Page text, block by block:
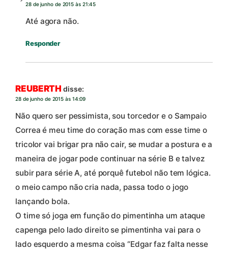
28 de junho de 2015 às 21:45
Até agora não.
Responder
REUBERTH disse:
28 de junho de 2015 às 14:09
Não quero ser pessimista, sou torcedor e o Sampaio
Correa é meu time do coração mas com esse time o
tricolor vai brigar pra não cair, se mudar a postura e a
maneira de jogar pode continuar na série B e talvez
subir para série A, até porquê futebol não tem lógica.
o meio campo não cria nada, passa todo o jogo
lançando bola.
O time só joga em função do pimentinha um ataque
capenga pelo lado direito se pimentinha vai para o
lado esquerdo a mesma coisa “Edgar faz falta nesse